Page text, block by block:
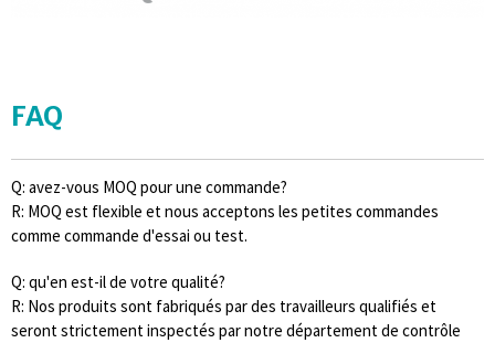
FAQ
Q: avez-vous MOQ pour une commande?
R: MOQ est flexible et nous acceptons les petites commandes
comme commande d'essai ou test.
Q: qu'en est-il de votre qualité?
R: Nos produits sont fabriqués par des travailleurs qualifiés et
seront strictement inspectés par notre département de contrôle